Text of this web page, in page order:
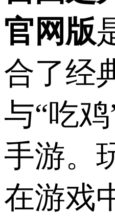
官网版
合了经
与“吃
手游。
在游戏